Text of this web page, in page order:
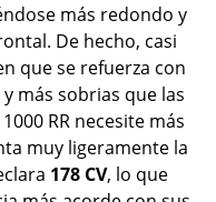
más redondo y
De hecho, casi
que se refuerza con
más sobrias que las
RR necesite más
muy ligeramente la
178 CV, lo que